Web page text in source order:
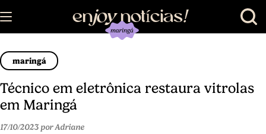
enjoy notícias!
maringá
Técnico em eletrônica restaura vitrolas
em Maringá
17/10/2023 por Adriane